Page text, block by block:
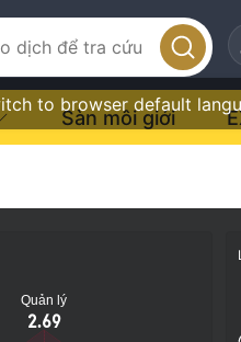
to browser default
Sàn môi giới
Quản lý
2.69